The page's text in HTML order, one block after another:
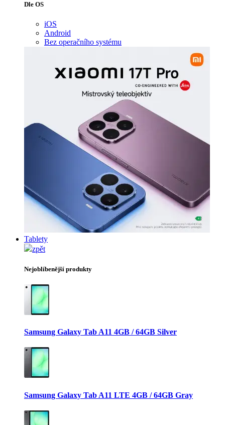
Dle OS
iOS
Android
Bez operačního systému
Tablety
zpět
Nejoblíbenější produkty
Samsung Galaxy Tab A11 4GB / 64GB Silver
Samsung Galaxy Tab A11 LTE 4GB / 64GB Gray